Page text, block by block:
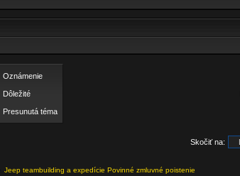
Oznámenie
Dôležité
Presunutá téma
Skočiť na:
Jeep teambuilding a expedície Povinné zmluvné poistenie